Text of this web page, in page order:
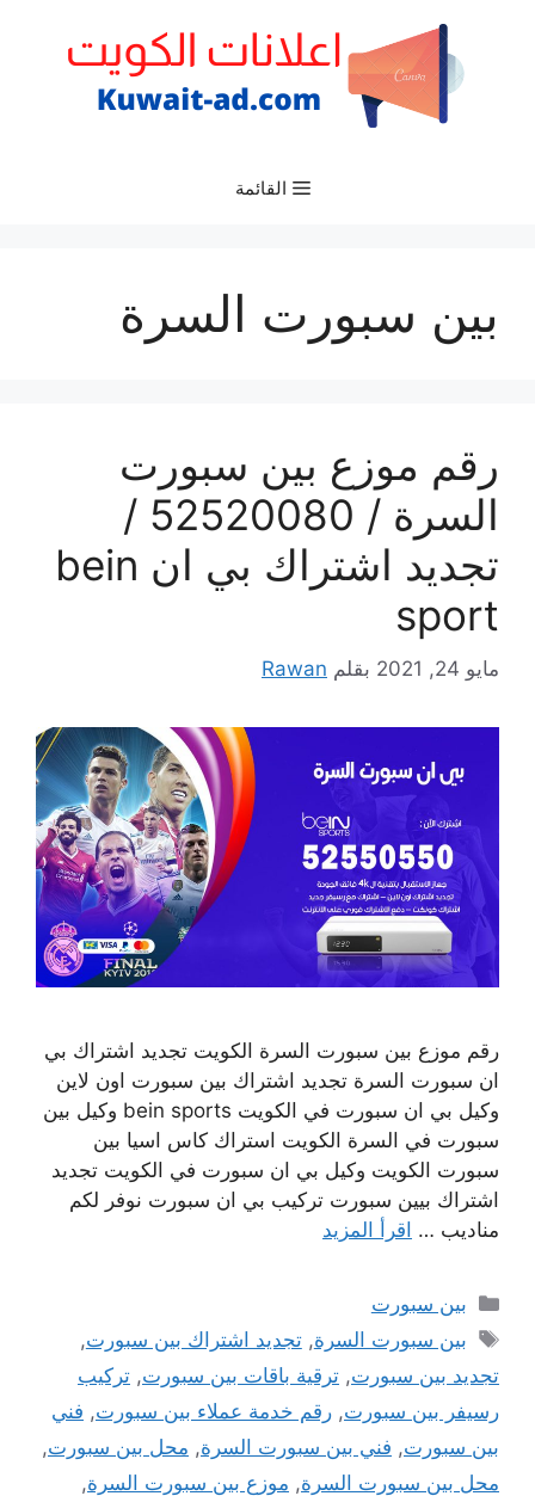
القائمة
بين سبورت السرة
رقم موزع بين سبورت
السرة / 52520080 /
تجديد اشتراك بي ان bein
sport
مايو 24, 2021 بقلم Rawan
رقم موزع بين سبورت السرة الكويت تجديد اشتراك بي
ان سبورت السرة تجديد اشتراك بين سبورت اون لاين
وكيل بي ان سبورت في الكويت bein sports وكيل بين
سبورت في السرة الكويت استراك كاس اسيا بين
سبورت الكويت وكيل بي ان سبورت في الكويت تجديد
اشتراك بيين سبورت تركيب بي ان سبورت نوفر لكم
مناديب … اقرأ المزيد
التصنيفات
بين سبورت
الوسوم
بين سبورت السرة,تجديد اشتراك بين سبورت,
تجديد بين سبورت, ترقية باقات بين سبورت, تركيب
رسيفر بين سبورت, رقم خدمة عملاء بين سبورت, فني
بين سبورت, فني بين سبورت السرة, محل بين سبورت,
محل بين سبورت السرة, موزع بين سبورت السرة,